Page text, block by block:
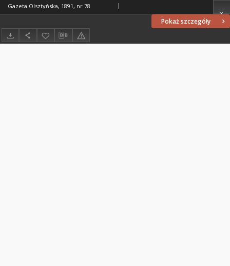
Pokaż szczegóły
Gazeta Olsztyńska, 1891, nr 78